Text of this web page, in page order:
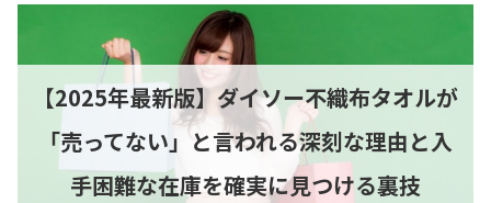
【2025年最新版】ダイソー不織布タオルが
「売ってない」と言われる深刻な理由と入
手困難な在庫を確実に見つける裏技